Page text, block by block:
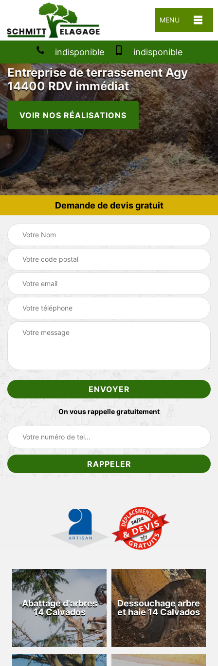
MENU
indisponible indisponible
Entreprise de terrassement Agy
14400 RDV immédiat
VOIR NOS RÉALISATIONS
Demande de devis gratuit
On vous rappelle gratuitement
Abattage d'arbres
14 Calvados
Dessouchage arbre
et haie 14 Calvados